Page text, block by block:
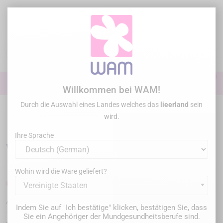
Startseite
WAGOTRIX - Spezialpinzette
WAGOTRIX - Spezialpinzette
60,50 € Bruttopreis
Artikel-Nr. :
Willkommen bei WAM!
Durch die Auswahl eines Landes welches das lieerland sein
wird.
Ihre Sprache
Wohin wird die Ware geliefert?
Vereinigte Staaten
Indem Sie auf "Ich bestätige" klicken, bestätigen Sie, dass
Sie ein Angehöriger der Mundgesundheitsberufe sind.